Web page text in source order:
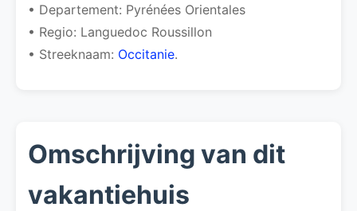
• Departement: Pyrénées Orientales
• Regio: Languedoc Roussillon
• Streeknaam: Occitanie.
Omschrijving van dit
vakantiehuis